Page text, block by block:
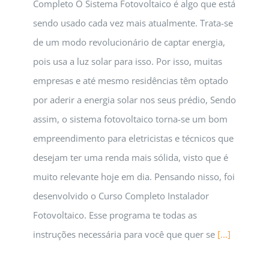
Completo O Sistema Fotovoltaico é algo que está
sendo usado cada vez mais atualmente. Trata-se
de um modo revolucionário de captar energia,
pois usa a luz solar para isso. Por isso, muitas
empresas e até mesmo residências têm optado
por aderir a energia solar nos seus prédio, Sendo
assim, o sistema fotovoltaico torna-se um bom
empreendimento para eletricistas e técnicos que
desejam ter uma renda mais sólida, visto que é
muito relevante hoje em dia. Pensando nisso, foi
desenvolvido o Curso Completo Instalador
Fotovoltaico. Esse programa te todas as
instruções necessária para você que quer se [...]